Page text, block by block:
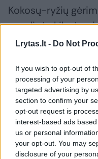
Lrytas.lt - Do Not
If you wish to opt-out of
processing of your
targeted advertising by
section to confirm your
opt-out request is
interest-based ads
us or personal
your opt-out. You may
disclosure of your
Kokosų-ryžių
augalinės kilmės
tinkanti
sojoms ar glitimui.
natūralų saldumą
tropiniu aromatu
išskirtinai švelnų
Dėl lengvos